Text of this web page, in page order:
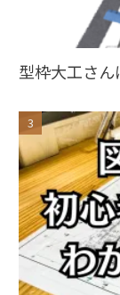
型枠大工さ